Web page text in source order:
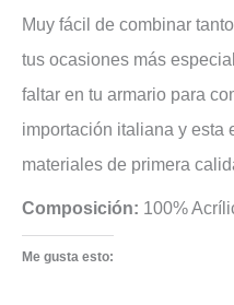
Muy fácil de combinar
tus ocasiones más
faltar en tu armario para
importación italiana y esta
materiales de primera
Composición: 100%
Me gusta esto: